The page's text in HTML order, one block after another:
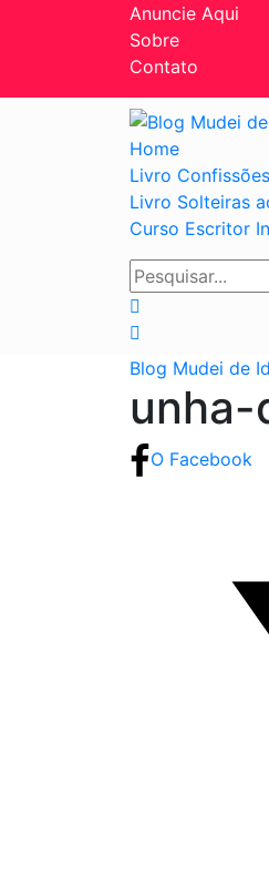
Anuncie Aqui
Sobre
Contato
Home
Livro Confissões
Livro Solteiras
Curso Escritor
Blog Mudei de
O Facebook